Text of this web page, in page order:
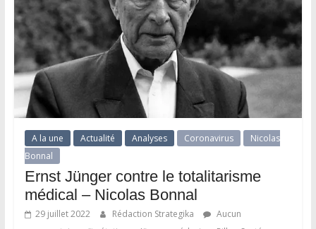
A la une Actualité Analyses Coronavirus
Nicolas
Bonnal
Ernst Jünger contre le totalitarisme
médical – Nicolas Bonnal
29 juillet 2022 Rédaction Strategika
Aucun